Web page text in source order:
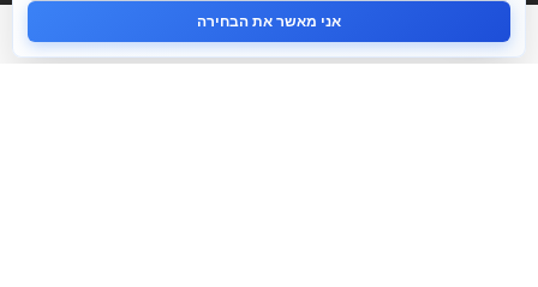
אני מאשר את הבחירה